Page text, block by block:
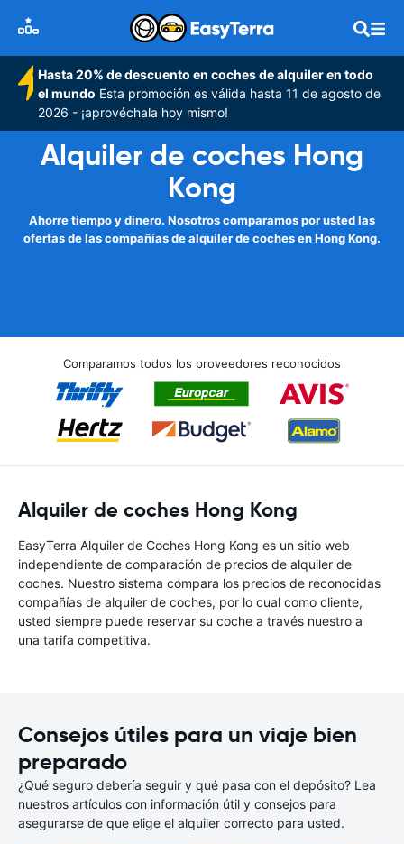
Hasta 20% de descuento en coches de alquiler en todo
el mundo Esta promoción es válida hasta 11 de agosto de
2026 - ¡aprovéchala hoy mismo!
Alquiler de coches Hong
Kong
Ahorre tiempo y dinero. Nosotros comparamos por usted las
ofertas de las compañías de alquiler de coches en Hong Kong.
Comparamos todos los proveedores reconocidos
Alquiler de coches Hong Kong
EasyTerra Alquiler de Coches Hong Kong es un sitio web
independiente de comparación de precios de alquiler de
coches. Nuestro sistema compara los precios de reconocidas
compañías de alquiler de coches, por lo cual como cliente,
usted siempre puede reservar su coche a través nuestro a
una tarifa competitiva.
Consejos útiles para un viaje bien
preparado
¿Qué seguro debería seguir y qué pasa con el depósito? Lea
nuestros artículos con información útil y consejos para
asegurarse de que elige el alquiler correcto para usted.